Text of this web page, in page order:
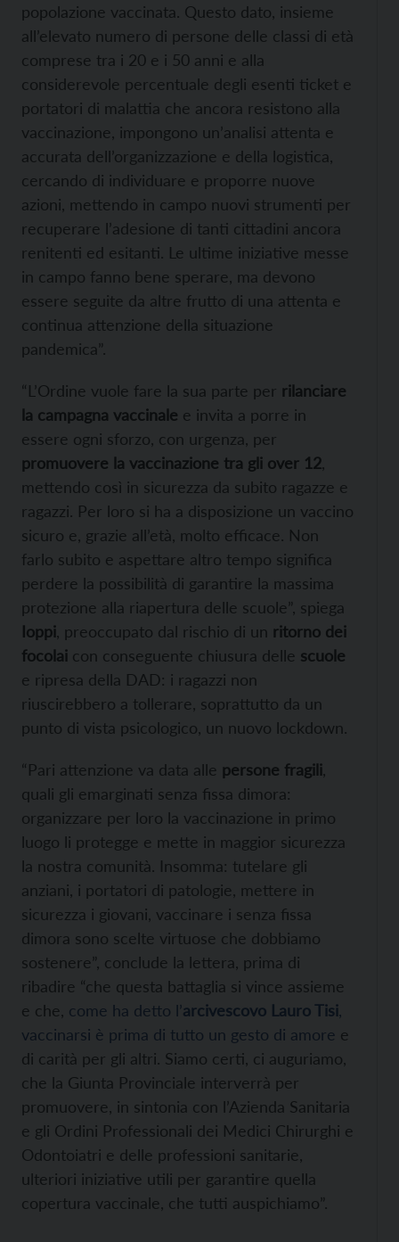
popolazione vaccinata. Questo dato, insieme
all’elevato numero di persone delle classi di età
comprese tra i 20 e i 50 anni e alla
considerevole percentuale degli esenti ticket e
portatori di malattia che ancora resistono alla
vaccinazione, impongono un’analisi attenta e
accurata dell’organizzazione e della logistica,
cercando di individuare e proporre nuove
azioni, mettendo in campo nuovi strumenti per
recuperare l’adesione di tanti cittadini ancora
renitenti ed esitanti. Le ultime iniziative messe
in campo fanno bene sperare, ma devono
essere seguite da altre frutto di una attenta e
continua attenzione della situazione
pandemica”.
“L’Ordine vuole fare la sua parte per rilanciare
la campagna vaccinale e invita a porre in
essere ogni sforzo, con urgenza, per
promuovere la vaccinazione tra gli over 12
mettendo così in sicurezza da subito ragazze e
ragazzi. Per loro si ha a disposizione un vaccino
sicuro e, grazie all’età, molto efficace. Non
farlo subito e aspettare altro tempo significa
perdere la possibilità di garantire la massima
protezione alla riapertura delle scuole”, spiega
Ioppi , preoccupato dal rischio di un ritorno dei
focolai con conseguente chiusura delle scuole
e ripresa della DAD: i ragazzi non
riuscirebbero a tollerare, soprattutto da un
punto di vista psicologico, un nuovo lockdown.
“Pari attenzione va data alle persone fragili
quali gli emarginati senza fissa dimora:
organizzare per loro la vaccinazione in primo
luogo li protegge e mette in maggior sicurezza
la nostra comunità. Insomma: tutelare gli
anziani, i portatori di patologie, mettere in
sicurezza i giovani, vaccinare i senza fissa
dimora sono scelte virtuose che dobbiamo
sostenere”, conclude la lettera, prima di
ribadire “che questa battaglia si vince assieme
e che, come ha detto l’arcivescovo Lauro Tisi,
vaccinarsi è prima di tutto un gesto di amore e
di carità per gli altri. Siamo certi, ci auguriamo,
che la Giunta Provinciale interverrà per
promuovere, in sintonia con l’Azienda Sanitaria
e gli Ordini Professionali dei Medici Chirurghi e
Odontoiatri e delle professioni sanitarie,
ulteriori iniziative utili per garantire quella
copertura vaccinale, che tutti auspichiamo”.